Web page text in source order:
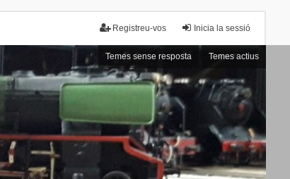
Inicia la sessió
Registreu-vos
Temes sense resposta Temes actius